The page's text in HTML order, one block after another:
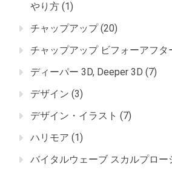
やり方 (1)
チャップアップ(20)
チャップアップ ビフォーアフタ
ディーパー 3D, Deeper 3D (7)
デザイン (3)
デザイン・イラスト (7)
ハリモア (1)
バイタルウェーブ スカルプロー